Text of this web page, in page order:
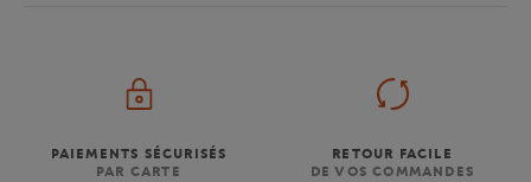
PAIEMENTS SÉCURISÉS
PAR CARTE
RETOUR FACILE
DE VOS COMMANDES